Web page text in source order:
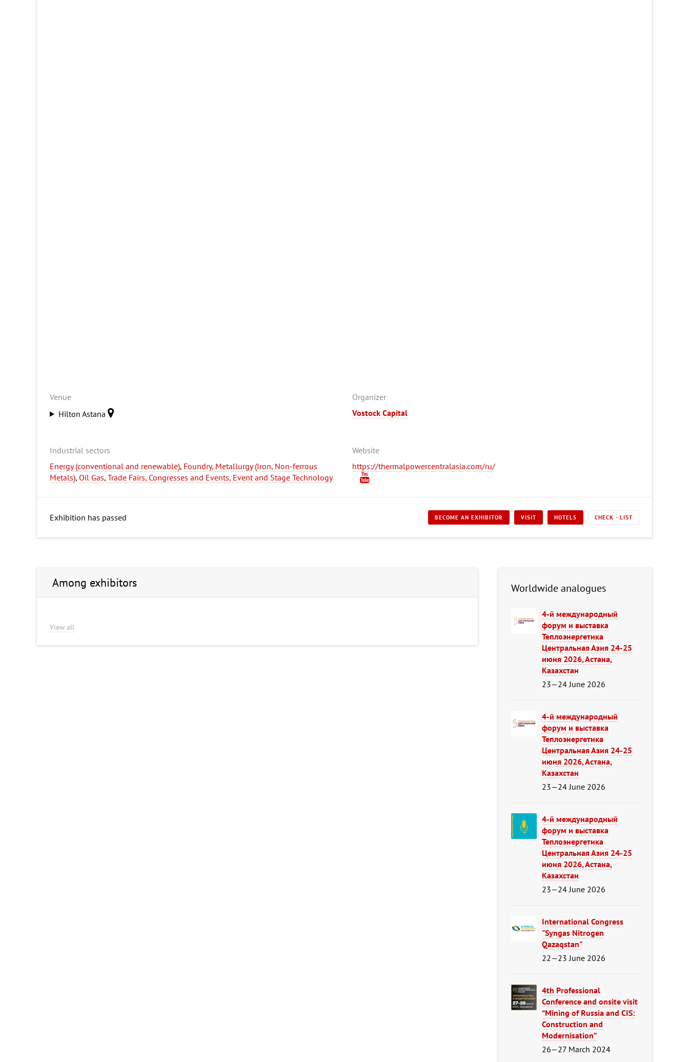
Venue
Hilton Astana
Organizer
Vostock Capital
Industrial sectors
Energy (conventional and renewable), Foundry, Metallurgy (Iron, Non-ferrous
Metals), Oil Gas, Trade Fairs, Congresses and Events, Event and Stage Technology
Website
https://thermalpowercentralasia.com/ru/
Exhibition has passed BECOME AN EXHIBITOR VISIT HOTELS CHECK - LIST
Among exhibitors
View all
Worldwide analogues
4-й международный
форум и выставка
Теплоэнергетика
Центральная Азия 24-25
июня 2026, Астана,
Казахстан
23—24 June 2026
4-й международный
форум и выставка
Теплоэнергетика
Центральная Азия 24-25
июня 2026, Астана,
Казахстан
23—24 June 2026
4-й международный
форум и выставка
Теплоэнергетика
Центральная Азия 24-25
июня 2026, Астана,
Казахстан
23—24 June 2026
International Congress
"Syngas Nitrogen
Qazaqstan"
22—23 June 2026
4th Professional
Conference and onsite visit
“Mining of Russia and CIS:
Construction and
Modernisation”
26—27 March 2024